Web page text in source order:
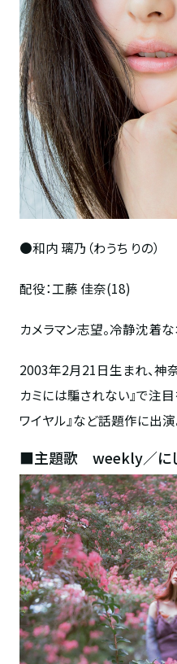
●和内 璃乃（わうち りの）
配役：工藤 佳奈(18)
カメラマン志望。冷静沈着な
2003年2月21日生まれ、神
カミには騙されない』で注
ワイヤル』など話題作に出演
■主題歌 weekly／に